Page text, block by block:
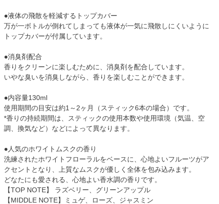
●液体の飛散を軽減するトップカバー
万が一ボトルが倒れてしまっても液体が一気に飛散しにくいように
トップカバーが付属しています。
●消臭剤配合
香りをクリーンに楽しむために、消臭剤を配合しています。
いやな臭いを消臭しながら、香りを楽しむことができます。
●内容量130ml
使用期間の目安は約1～2ヶ月（スティック6本の場合）です。
*香りの持続期間は、スティックの使用本数や使用環境（気温、空
調、換気など）などによって異なります。
●人気のホワイトムスクの香り
洗練されたホワイトフローラルをベースに、心地よいフルーツがア
クセントとなり、上質なムスクが優しく全体を包み込みます。
どなたにも愛される、心地よい香水調の香りです。
【TOP NOTE】 ラズベリー、グリーンアップル
【MIDDLE NOTE】ミュゲ、ローズ、ジャスミン